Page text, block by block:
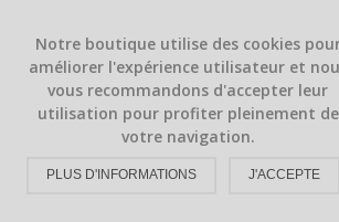
FACEBOOK
Notre boutique utilise des cookies
améliorer l'expérience utilisateur et
vous recommandons d'accepter leur
utilisation pour profiter pleinement de
votre navigation.
PLUS D'INFORMATIONS J'ACCEPTE